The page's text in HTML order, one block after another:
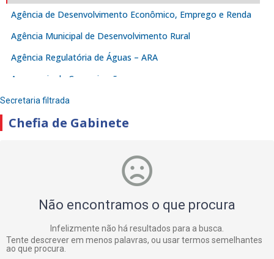
Agência de Desenvolvimento Econômico, Emprego e Renda
Agência Municipal de Desenvolvimento Rural
Agência Regulatória de Águas – ARA
Assessoria de Comunicação
Assessoria de Planejamento e Gestão de Convênios
Autarquia de Serviço de Água e Saneamento Ambiental –
Autarquia Municipal de Abastecimento – AMA
Autarquia Municipal de Trânsito e Transporte e Mobilidade
Controladoria
Instituto de Previdência de Juazeiro – IPJ
JUAPAR
Secretaria filtrada
Chefia de Gabinete
Não encontramos o que procura
Infelizmente não há resultados para a busca.
Tente descrever em menos palavras, ou usar termos semelhantes
ao que procura.